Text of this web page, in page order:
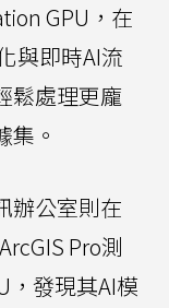
GPU，在
與即時AI流
鬆處理更龐
集。
辦公室則在
Pro測
，發現其AI模